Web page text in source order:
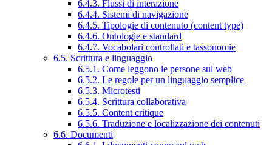
6.4.3. Flussi di interazione
6.4.4. Sistemi di navigazione
6.4.5. Tipologie di contenuto (content type)
6.4.6. Ontologie e standard
6.4.7. Vocabolari controllati e tassonomie
6.5. Scrittura e linguaggio
6.5.1. Come leggono le persone sul web
6.5.2. Le regole per un linguaggio semplice
6.5.3. Microtesti
6.5.4. Scrittura collaborativa
6.5.5. Content critique
6.5.6. Traduzione e localizzazione dei contenuti
6.6. Documenti